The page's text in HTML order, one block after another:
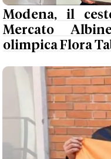
Modena, il
Mercato
olimpica Flora